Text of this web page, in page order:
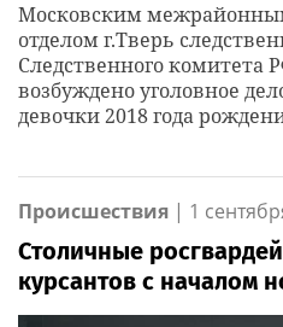
Московским
отделом г.Тверь
Следственного комитета
возбуждено уголовное
девочки 2018 года
Происшествия | 1
Столичные
курсантов с началом